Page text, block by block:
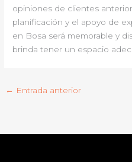
opiniones de clientes
planificación y el apoyo de
en Bosa será memorable y
brinda tener un espacio
← Entrada anterior